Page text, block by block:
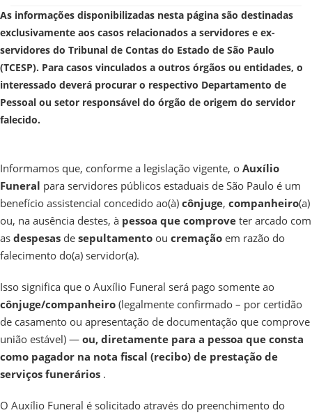
As informações disponibilizadas nesta página são destinadas
exclusivamente aos casos relacionados a servidores e ex-
servidores do Tribunal de Contas do Estado de São Paulo
(TCESP). Para casos vinculados a outros órgãos ou entidades, o
interessado deverá procurar o respectivo Departamento de
Pessoal ou setor responsável do órgão de origem do servidor
falecido.
Informamos que, conforme a legislação vigente, o Auxílio
Funeral para servidores públicos estaduais de São Paulo é um
benefício assistencial concedido ao(à) cônjuge, companheiro(a)
ou, na ausência destes, à pessoa que comprove ter arcado com
as despesas de sepultamento ou cremação em razão do
falecimento do(a) servidor(a).
Isso significa que o Auxílio Funeral será pago somente ao
cônjuge/companheiro (legalmente confirmado – por certidão
de casamento ou apresentação de documentação que comprove
união estável) — ou, diretamente para a pessoa que consta
como pagador na nota fiscal (recibo) de prestação de
serviços funerários .
O Auxílio Funeral é solicitado através do preenchimento do